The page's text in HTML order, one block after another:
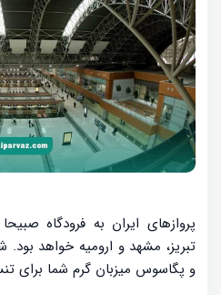
پروازهای ایران به فرودگاه
تبریز، مشهد و ارومیه خواهد
و پگاسوس میزبان گرم شما برای